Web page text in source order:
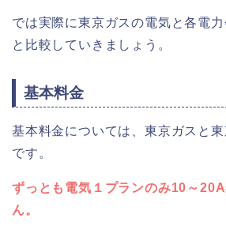
では実際に東京ガスの電気と各電
と比較していきましょう。
基本料金
基本料金については、東京ガスと
です。
ずっとも電気１プランのみ10～
ん。